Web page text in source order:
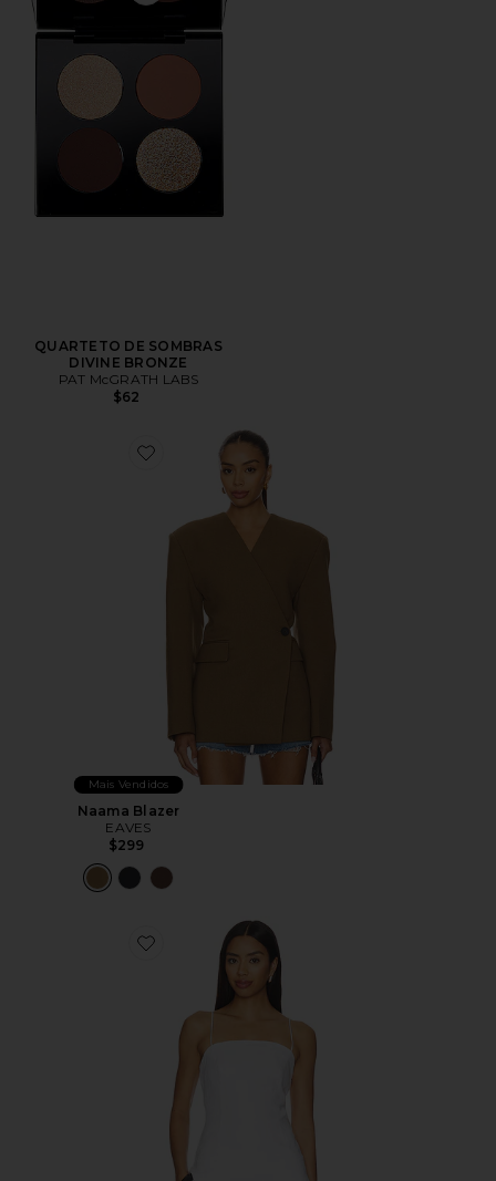
QUARTETO DE SOMBRAS
DIVINE BRONZE
PAT McGRATH LABS
$62
Favorite Naama Blazer
Mais Vendidos
Naama Blazer
EAVES
$299
Favorite BLUSA DE LINHO